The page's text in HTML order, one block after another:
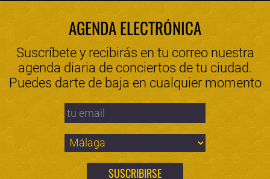
AGENDA ELECTRÓNICA
Suscríbete y recibirás en tu correo nuestra
agenda diaria de conciertos de tu ciudad.
Puedes darte de baja en cualquier momento